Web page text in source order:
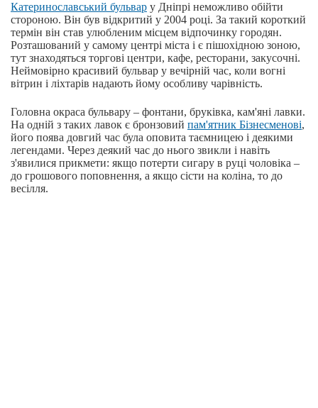
Катеринославський бульвар у Дніпрі неможливо обійти
стороною. Він був відкритий у 2004 році. За такий короткий
термін він став улюбленим місцем відпочинку городян.
Розташований у самому центрі міста і є пішохідною зоною,
тут знаходяться торгові центри, кафе, ресторани, закусочні.
Неймовірно красивий бульвар у вечірній час, коли вогні
вітрин і ліхтарів надають йому особливу чарівність.
Головна окраса бульвару – фонтани, бруківка, кам'яні лавки.
На одній з таких лавок є бронзовий пам'ятник Бізнесменові,
його поява довгий час була оповита таємницею і деякими
легендами. Через деякий час до нього звикли і навіть
з'явилися прикмети: якщо потерти сигару в руці чоловіка –
до грошового поповнення, а якщо сісти на коліна, то до
весілля.